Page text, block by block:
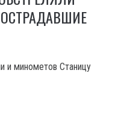
и минометов Станицу